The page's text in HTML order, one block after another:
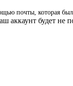
почты, которая
аккаунт будет не